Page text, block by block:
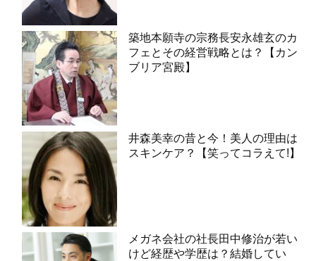
築地本願寺の宗務長安永雄玄のカ
フェとその経営戦略とは？【カン
ブリア宮殿】
井森美幸の昔と今！美人の理由は
スキンケア？【笑ってコラえて!】
メガネ会社の社長田中修治が若い
けど経歴や学歴は？結婚してい